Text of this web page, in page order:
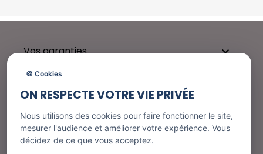
Vos garanties 
Besoin d'aide ?
Nos services
🍪 Cookies
ON RESPECTE VOTRE VIE PRIVÉE
Nous utilisons des cookies pour faire fonctionner le site,
mesurer l'audience et améliorer votre expérience. Vous
décidez de ce que vous acceptez.